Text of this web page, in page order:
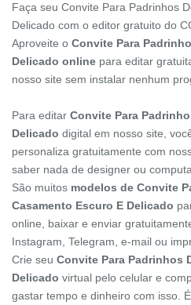
Faça seu Convite Para Padrinhos
Delicado com o editor gratuito do
Aproveite o Convite Para
Delicado online para editar
nosso site sem instalar nenhum
Para editar Convite Para
Delicado digital em nosso site,
personaliza gratuitamente com
saber nada de designer ou
São muitos modelos de Convite
Casamento Escuro E Delicado
online, baixar e enviar
Instagram, Telegram, e-mail ou
Crie seu Convite Para Padrinhos
Delicado virtual pelo celular e
gastar tempo e dinheiro com isso.